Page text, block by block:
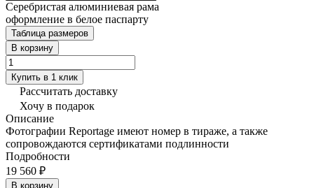
Серебристая алюминиевая рама
оформление в белое паспарту
Таблица размеров
В корзину
Купить в 1 клик
Рассчитать доставку
Хочу в подарок
Описание
Фотографии Reportage имеют номер в тираже, а также
сопровождаются сертификатами подлинности
Подробности
19 560 ₽
В корзину